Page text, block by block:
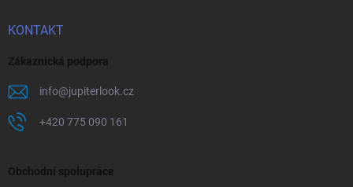
KONTAKT
Zákaznická podpora
info@jupiterlook.cz
+420 775 090 161
Obchodní spolupráce